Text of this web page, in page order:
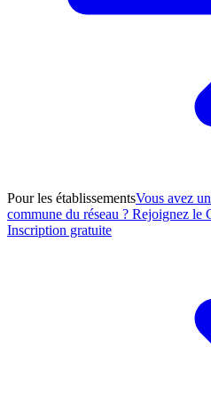
Pour les établissementsVous avez
commune du réseau ? Rejoignez le
Inscription gratuite